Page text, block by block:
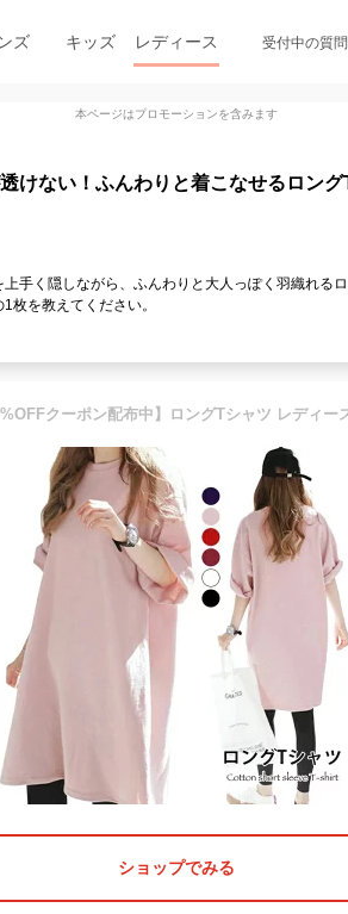
ズ キッズ レディース 受付中の質問
本ページはプロモーションを含みます
けない！ふんわりと着こなせるロン
手く隠しながら、ふんわりと大人っぽく羽織れる
枚を教えてください。
ショップでみる